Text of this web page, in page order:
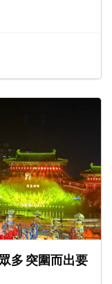
多 突圍而出要